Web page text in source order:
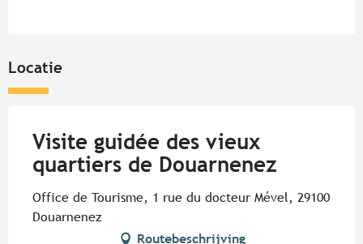
Locatie
Visite guidée des vieux
quartiers de Douarnenez
Office de Tourisme, 1 rue du docteur Mével, 29100
Douarnenez
Routebeschrijving